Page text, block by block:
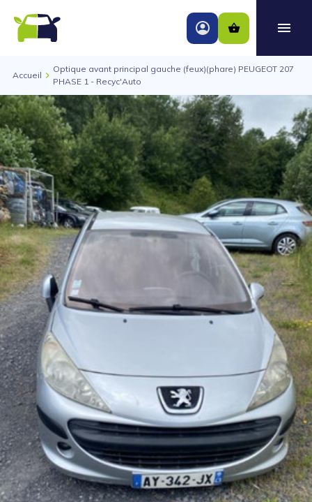
Accueil
Optique avant principal gauche (feux)(phare) PEUGEOT 207
PHASE 1 - Recyc'Auto